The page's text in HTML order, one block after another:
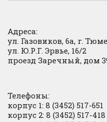
Адреса:
ул. Газовиков, 6а, г.
ул. Ю.Р.Г. Эрвье, 16/2
проезд Заречный, дом
Телефоны:
корпус 1: 8 (3452) 517-651
корпус 2: 8 (3452) 517-418